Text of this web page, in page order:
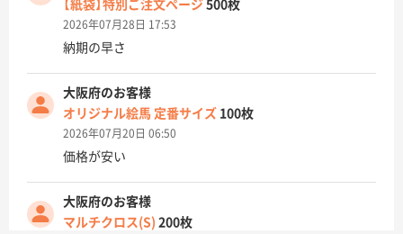
【紙袋】特別ご注文ページ 500枚
2026年07月28日 17:53
納期の早さ
大阪府のお客様
オリジナル絵馬 定番サイズ 100枚
2026年07月20日 06:50
価格が安い
大阪府のお客様
マルチクロス(S) 200枚